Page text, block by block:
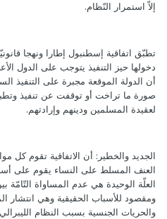
إلاّ استمرار النّظام.
تطبّق اتفاقية إسطنبول إطارا ونهجا
دخولها حيز التنفيذ يتوجب على الدول
أن الدولة الموقعة مجبرة على التنفيذ
صورة ما تراخت أو توقفت عن تنفيذ
لعقيدة المسلمين ودينهم وإرادتهم.
الجديد والخطير: أن الاتفاقية تقوم كل
العنف المسلط على النساء يقوم على
العلّة الوحيدة هي عدم المساواة التّامّة
ومقصود للأسباب الحقيقية وهي انتشار
والحريات الجنسية بسبب النظام